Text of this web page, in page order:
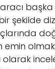
başka
şekilde
olarak